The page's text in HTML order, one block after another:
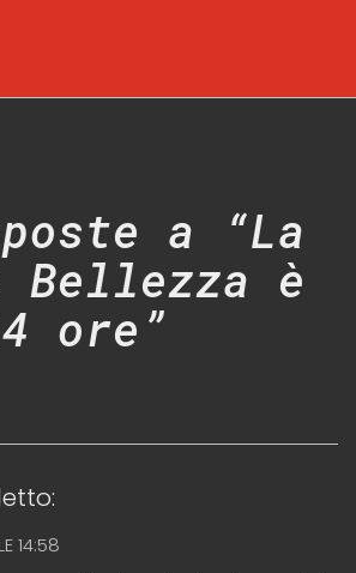
a “La
Bellezza è
ore”
14:58